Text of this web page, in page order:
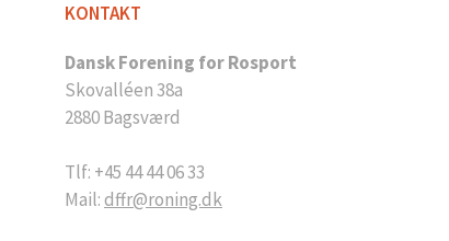
KONTAKT
Dansk Forening for Rosport
Skovalléen 38a
2880 Bagsværd
Tlf: +45 44 44 06 33
Mail:dffr@roning.dk